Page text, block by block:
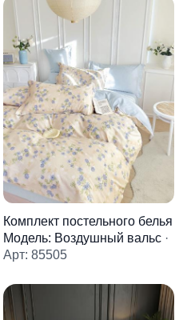
Комплект постельного белья
Модель: Воздушный вальс ·
Арт: 85505